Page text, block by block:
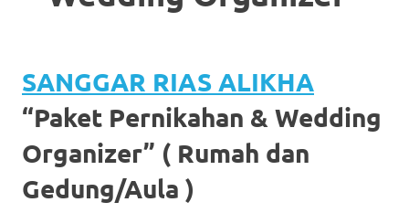
https://www.watchesb.com
to
these
guys
https://
SANGGAR RIAS ALIKHA
“Paket Pernikahan & Wedding
Organizer” ( Rumah dan
Gedung/Aula )